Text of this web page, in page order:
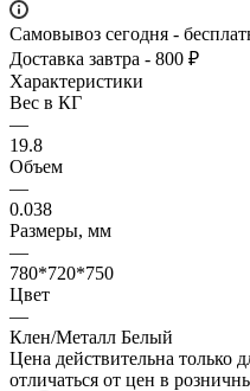
Самовывоз сегодня -
Доставка завтра - 800 ₽
Характеристики
Вес в КГ
—
19.8
Объем
—
0.038
Размеры, мм
—
780*720*750
Цвет
—
Клен/Металл Белый
Цена действительна только
отличаться от цен в